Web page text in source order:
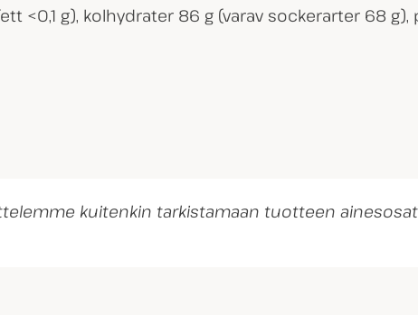
<0,1 g), kolhydrater 86 g (varav sockerarter 68 g),
kuitenkin tarkistamaan tuotteen